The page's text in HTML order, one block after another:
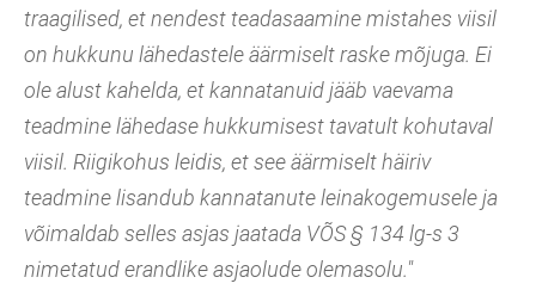
traagilised, et nendest teadasaamine mistahes viisil
on hukkunu lähedastele äärmiselt raske mõjuga. Ei
ole alust kahelda, et kannatanuid jääb vaevama
teadmine lähedase hukkumisest tavatult kohutaval
viisil. Riigikohus leidis, et see äärmiselt häiriv
teadmine lisandub kannatanute leinakogemusele ja
võimaldab selles asjas jaatada VÕS § 134 lg-s 3
nimetatud erandlike asjaolude olemasolu."